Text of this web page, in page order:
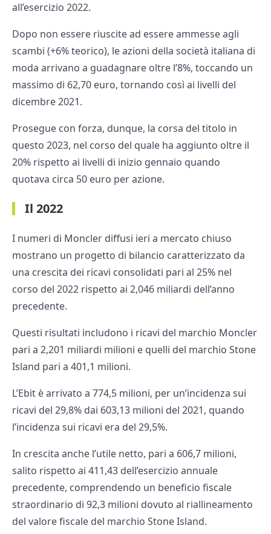
all’esercizio 2022.
Dopo non essere riuscite ad essere ammesse agli
scambi (+6% teorico), le azioni della società italiana di
moda arrivano a guadagnare oltre l’8%, toccando un
massimo di 62,70 euro, tornando così ai livelli del
dicembre 2021.
Prosegue con forza, dunque, la corsa del titolo in
questo 2023, nel corso del quale ha aggiunto oltre il
20% rispetto ai livelli di inizio gennaio quando
quotava circa 50 euro per azione.
Il 2022
I numeri di Moncler diffusi ieri a mercato chiuso
mostrano un progetto di bilancio caratterizzato da
una crescita dei ricavi consolidati pari al 25% nel
corso del 2022 rispetto ai 2,046 miliardi dell’anno
precedente.
Questi risultati includono i ricavi del marchio Moncler
pari a 2,201 miliardi milioni e quelli del marchio Stone
Island pari a 401,1 milioni.
L’Ebit è arrivato a 774,5 milioni, per un’incidenza sui
ricavi del 29,8% dai 603,13 milioni del 2021, quando
l’incidenza sui ricavi era del 29,5%.
In crescita anche l’utile netto, pari a 606,7 milioni,
salito rispetto ai 411,43 dell’esercizio annuale
precedente, comprendendo un beneficio fiscale
straordinario di 92,3 milioni dovuto al riallineamento
del valore fiscale del marchio Stone Island.